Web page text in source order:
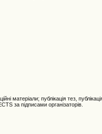
матеріали; публікація тез,
за підписами організаторів.